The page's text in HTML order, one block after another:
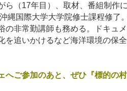
ら（17年目）、取材、番組制作
縄国際大学大学院修士課程修
の非常勤講師も務める。ドキュ
を追いかけるなど海洋環境の保
へご参加のあと、ぜひ『標的の